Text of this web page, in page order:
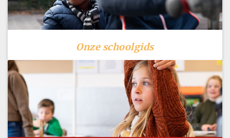
Onze schoolgids